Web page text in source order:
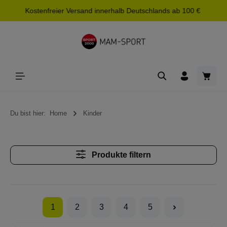
springen
Kostenfreier Versand innerhalb Deutschlands ab 100 €
Du bist hier: Home Kinder
Produkte filtern
1 2 3 4 5